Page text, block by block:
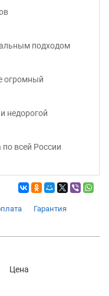
подходом
огромный
недорогой
всей России
Гарантия
Цена